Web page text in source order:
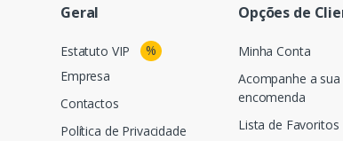
Geral
Estatuto VIP
%
Empresa
Contactos
Política de Privacidade
Opções de
Minha Conta
Acompanhe a sua
encomenda
Lista de Favoritos